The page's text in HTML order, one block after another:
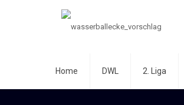
Home DWL 2. Liga